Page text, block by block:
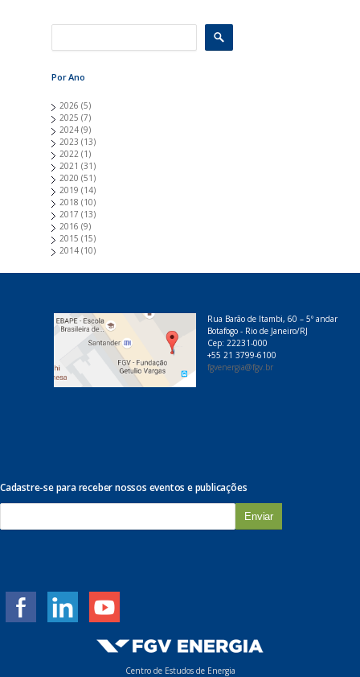
Por Ano
2026 (5)
2025 (7)
2024 (9)
2023 (13)
2022 (1)
2021 (31)
2020 (51)
2019 (14)
2018 (10)
2017 (13)
2016 (9)
2015 (15)
2014 (10)
Rua Barão de Itambi, 60 – 5º andar
Botafogo - Rio de Janeiro/RJ
Cep: 22231-000
+55 21 3799-6100
fgvenergia@fgv.br
Cadastre-se para receber nossos eventos e publicações
m
Centro de Estudos de Energia